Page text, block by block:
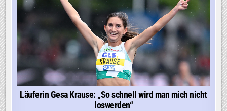
Läuferin Gesa Krause: „So schnell wird man mich nicht
loswerden“